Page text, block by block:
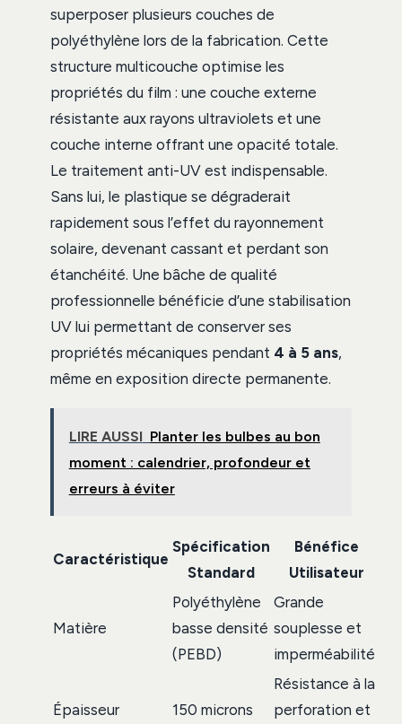
superposer plusieurs couches de
polyéthylène lors de la fabrication. Cette
structure multicouche optimise les
propriétés du film : une couche externe
résistante aux rayons ultraviolets et une
couche interne offrant une opacité totale.
Le traitement anti-UV est indispensable.
Sans lui, le plastique se dégraderait
rapidement sous l’effet du rayonnement
solaire, devenant cassant et perdant son
étanchéité. Une bâche de qualité
professionnelle bénéficie d’une stabilisation
UV lui permettant de conserver ses
propriétés mécaniques pendant 4 à 5 ans,
même en exposition directe permanente.
LIRE AUSSI Planter les bulbes au bon
moment : calendrier, profondeur et
erreurs à éviter
Caractéristique
Spécification
Standard
Bénéfice
Utilisateur
Matière
Polyéthylène
basse densité
(PEBD)
Grande
souplesse et
imperméabilité
Épaisseur 150 microns
Résistance à la
perforation et